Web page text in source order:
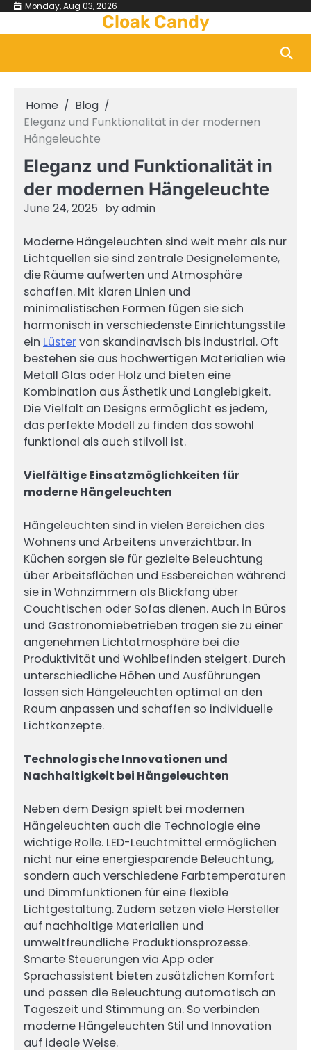
Skip Monday, Aug 03, 2026
Cloak Candy
Home
Blog
Eleganz und Funktionalität in der modernen
Hängeleuchte
Eleganz und Funktionalität in
der modernen Hängeleuchte
June 24, 2025 byadmin
Moderne Hängeleuchten sind weit mehr als nur
Lichtquellen sie sind zentrale Designelemente,
die Räume aufwerten und Atmosphäre
schaffen. Mit klaren Linien und
minimalistischen Formen fügen sie sich
harmonisch in verschiedenste Einrichtungsstile
ein Lüstervon skandinavisch bis industrial. Oft
bestehen sie aus hochwertigen Materialien wie
Metall Glas oder Holz und bieten eine
Kombination aus Ästhetik und Langlebigkeit.
Die Vielfalt an Designs ermöglicht es jedem,
das perfekte Modell zu finden das sowohl
funktional als auch stilvoll ist.
Vielfältige Einsatzmöglichkeiten für
moderne Hängeleuchten
Hängeleuchten sind in vielen Bereichen des
Wohnens und Arbeitens unverzichtbar. In
Küchen sorgen sie für gezielte Beleuchtung
über Arbeitsflächen und Essbereichen während
sie in Wohnzimmern als Blickfang über
Couchtischen oder Sofas dienen. Auch in Büros
und Gastronomiebetrieben tragen sie zu einer
angenehmen Lichtatmosphäre bei die
Produktivität und Wohlbefinden steigert. Durch
unterschiedliche Höhen und Ausführungen
lassen sich Hängeleuchten optimal an den
Raum anpassen und schaffen so individuelle
Lichtkonzepte.
Technologische Innovationen und
Nachhaltigkeit bei Hängeleuchten
Neben dem Design spielt bei modernen
Hängeleuchten auch die Technologie eine
wichtige Rolle. LED-Leuchtmittel ermöglichen
nicht nur eine energiesparende Beleuchtung,
sondern auch verschiedene Farbtemperaturen
und Dimmfunktionen für eine flexible
Lichtgestaltung. Zudem setzen viele Hersteller
auf nachhaltige Materialien und
umweltfreundliche Produktionsprozesse.
Smarte Steuerungen via App oder
Sprachassistent bieten zusätzlichen Komfort
und passen die Beleuchtung automatisch an
Tageszeit und Stimmung an. So verbinden
moderne Hängeleuchten Stil und Innovation
auf ideale Weise.